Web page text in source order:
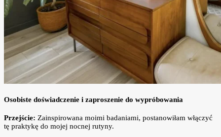
Osobiste doświadczenie i zaproszenie do wypróbowania
Przejście: Zainspirowana moimi badaniami, postanowiłam włączyć
tę praktykę do mojej nocnej rutyny.